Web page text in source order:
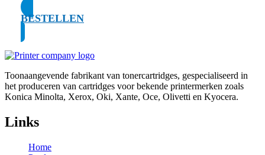
BESTELLEN
Toonaangevende fabrikant van tonercartridges, gespecialiseerd in
het produceren van cartridges voor bekende printermerken zoals
Konica Minolta, Xerox, Oki, Xante, Oce, Olivetti en Kyocera.
Links
Home